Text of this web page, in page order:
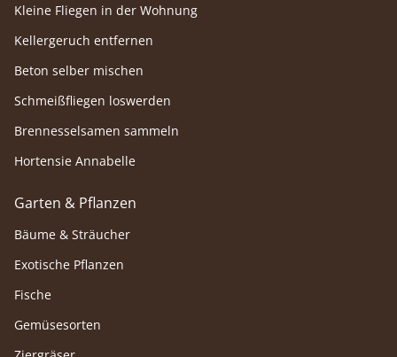
Kleine Fliegen in der Wohnung
Kellergeruch entfernen
Beton selber mischen
Schmeißfliegen loswerden
Brennesselsamen sammeln
Hortensie Annabelle
Garten & Pflanzen
Bäume & Sträucher
Exotische Pflanzen
Fische
Gemüsesorten